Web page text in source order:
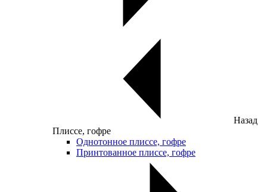
Назад
Плиссе, гофре
Однотонное плиссе, гофре
Принтованное плиссе, гофре